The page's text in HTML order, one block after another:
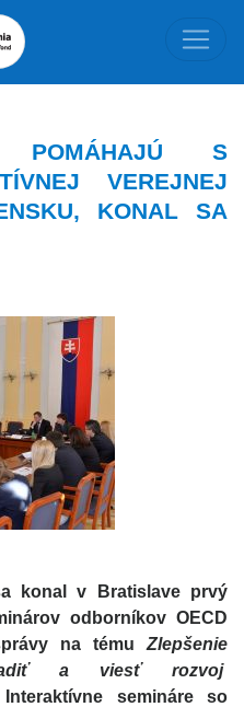
POMÁHAJÚ S
VEREJNEJ
KONAL SA
konal v Bratislave prvý
odborníkov OECD
na tému Zlepšenie
a viesť rozvoj
Interaktívne semináre so